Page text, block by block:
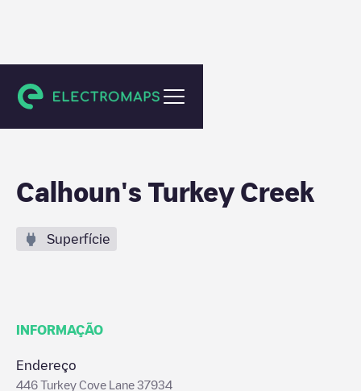
Knoxville
Calhoun's Turkey Creek
Superfície
INFORMAÇÃO
Endereço
446 Turkey Cove Lane 37934